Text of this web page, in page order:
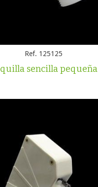
Ref. 125125
sencilla pequeña